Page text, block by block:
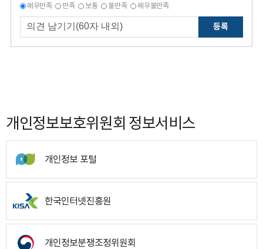
매우만족 만족 보통 불만족 매우불만족
등록
개인정보보호위원회 정보서비스
개인정보 포털
한국인터넷진흥원
개인정보분쟁조정위원회